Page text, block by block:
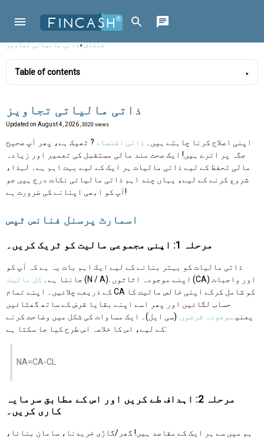
فنکاش»ذاتی مالیاتی تجاویز
Table of contents
ذاتی مالیاتی تجاویز
Updated on August 4, 2026 , 3020 views
اپنی اصلاح کرنا چاہتے ہیں۔ ذاتی اقتصاد ? ٹھیک ہے، پھر آپ صحیح
جگہ پر اترے ہیں! ایک صحت مند مالی مستقبل کی تعمیر اور زیادہ
مالی تحفظ کے لیے ذاتی مالیات ہر ایک کے لیے بہت اہم ہے۔ لہذا،
شروع کرنے کے لیے، یہاں چند اہم ذاتی مالیاتی نکات درج ہیں جو
آپ کو ابھی اپنانے کی ضرورت ہے!
اسمارٹ پرسنل فنانس ٹپس
مرحلہ 1: اپنی مجموعی مالیت کو ٹریک کریں۔
ذاتی مالیات کو بہتر بنانے کے لیے ایک اہم بات یہ ہے کہ آپ کو
جاننا ہے۔ کل مالیت
(N / A). اپنے موجودہ اثاثوں (CA) اور واجبات
کے ذریعے چلائیں۔ اپنے تمام CA کو شامل کرکے اپنی خالص مالیت کا
حساب لگائیں اور پھر اسے اپنے بقایا قرض کے ساتھ گھٹائیں
یعنیموجودہ قرضوں (سی ایل)۔ ایک مساوات کی شکل میں وضاحت کرنے
کے لیے، اس کا خلاصہ اس طرح کیا جا سکتا ہے:
NA=CA-CL
مرحلہ 2: اہداف طے کریں اور اس کے مطابق سرمایہ
کاری کریں۔
ہم میں سے ہر ایک کے مقاصد ہیں! گھر/گاڑی خریدنا، سامان بنانا،